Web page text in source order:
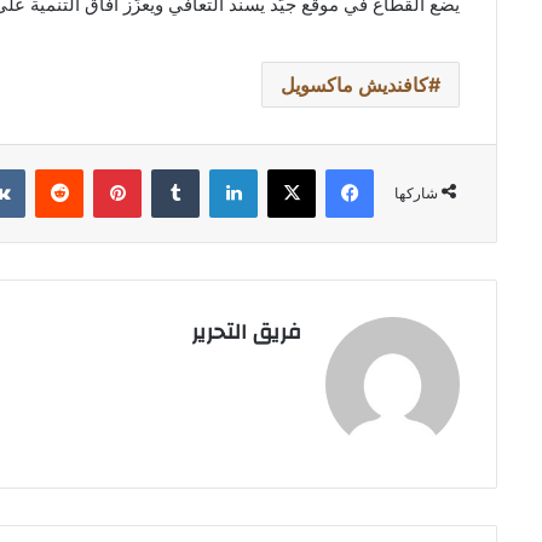
يضع القطاع في موقع جيّد يسند التعافي ويعزّز آفاق التنمية
كافنديش ماكسويل
شاركها
فيسبوك ‫X لينكدإن بينتيريست
فريق التحرير